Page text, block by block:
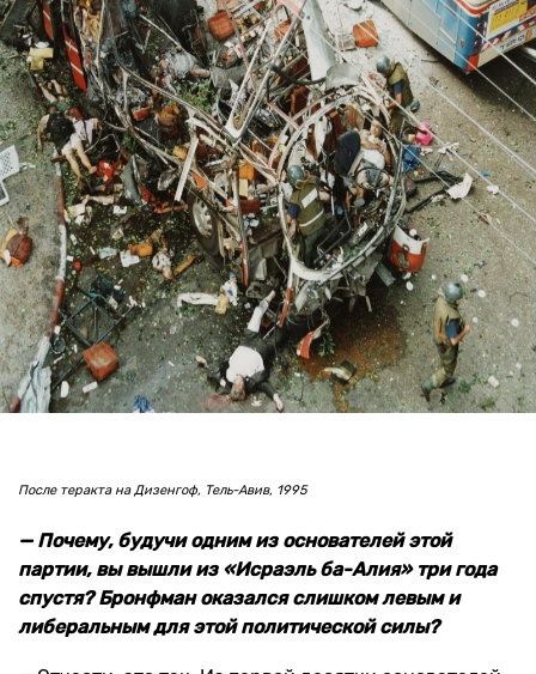
После теракта на Дизенгоф, Тель-Авив, 1995
— Почему, будучи одним из основателей этой
партии, вы вышли из «Исраэль ба-Алия» три года
спустя? Бронфман оказался слишком левым и
либеральным для этой политической силы?